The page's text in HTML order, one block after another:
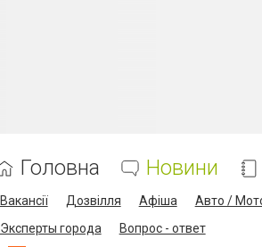
Головна Новини
Вакансії Дозвілля Афіша Авто /
Эксперты города
Вопрос - ответ